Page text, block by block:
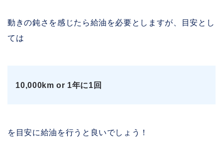
動きの鈍さを感じたら給油を必要としますが、目安とし
ては
10,000km or 1年に1回
を目安に給油を行うと良いでしょう！